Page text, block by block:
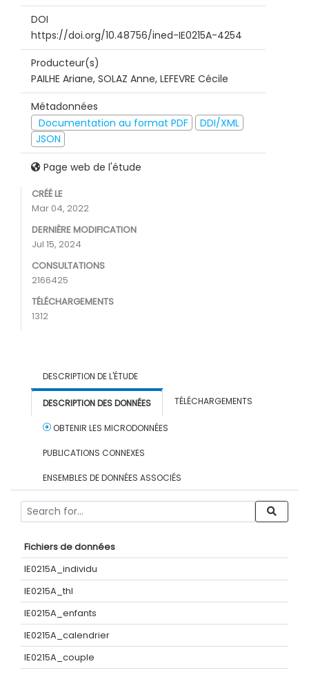
DOI
https://doi.org/10.48756/ined-IE0215A-4254
Producteur(s)
PAILHE Ariane, SOLAZ Anne, LEFEVRE Cécile
Métadonnées
Documentation au format PDF
DDI/XML
JSON
Page web de l'étude
CRÉÉ LE
Mar 04, 2022
DERNIÈRE MODIFICATION
Jul 15, 2024
CONSULTATIONS
2166425
TÉLÉCHARGEMENTS
1312
DESCRIPTION DE L'ÉTUDE
DESCRIPTION DES DONNÉES TÉLÉCHARGEMENTS
OBTENIR LES MICRODONNÉES
PUBLICATIONS CONNEXES
ENSEMBLES DE DONNÉES ASSOCIÉS
Fichiers de données
IE0215A_individu
IE0215A_thl
IE0215A_enfants
IE0215A_calendrier
IE0215A_couple